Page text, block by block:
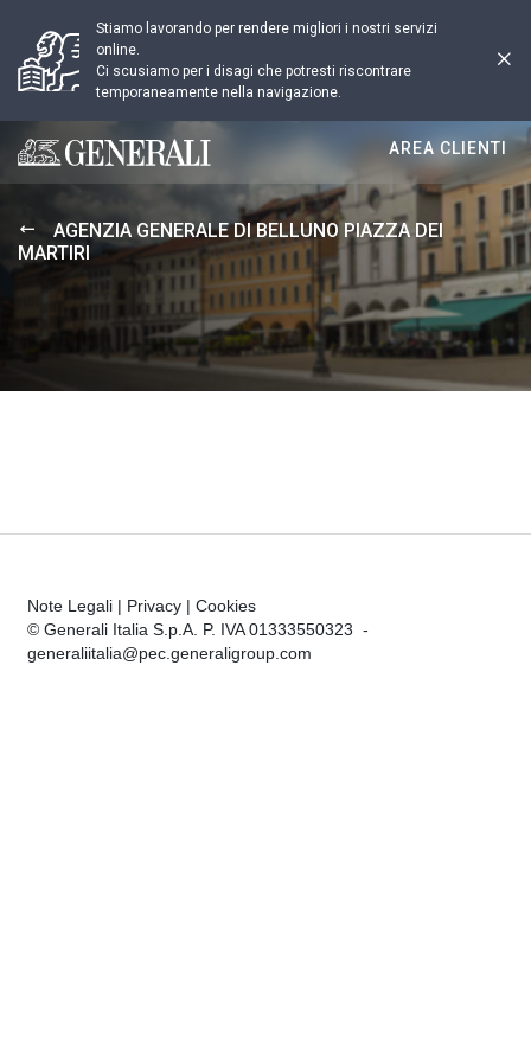
Stiamo lavorando per rendere migliori i nostri servizi
online.
Ci scusiamo per i disagi che potresti riscontrare
temporaneamente nella navigazione.
Generali logo
AREA CLIENTI
AGENZIA GENERALE DI BELLUNO PIAZZA DEI
MARTIRI
Note Legali | Privacy | Cookies
© Generali Italia S.p.A. P. IVA 01333550323 -
generaliitalia@pec.generaligroup.com